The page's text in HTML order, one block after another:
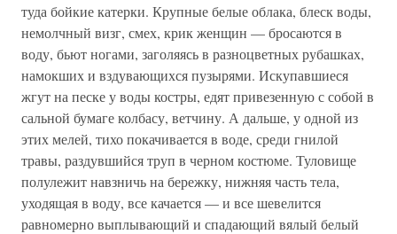
туда бойкие катерки. Крупные белые облака, блеск воды,
немолчный визг, смех, крик женщин — бросаются в
воду, бьют ногами, заголяясь в разноцветных рубашках,
намокших и вздувающихся пузырями. Искупавшиеся
жгут на песке у воды костры, едят привезенную с собой в
сальной бумаге колбасу, ветчину. А дальше, у одной из
этих мелей, тихо покачивается в воде, среди гнилой
травы, раздувшийся труп в черном костюме. Туловище
полулежит навзничь на бережку, нижняя часть тела,
уходящая в воду, все качается — и все шевелится
равномерно выплывающий и спадающий вялый белый